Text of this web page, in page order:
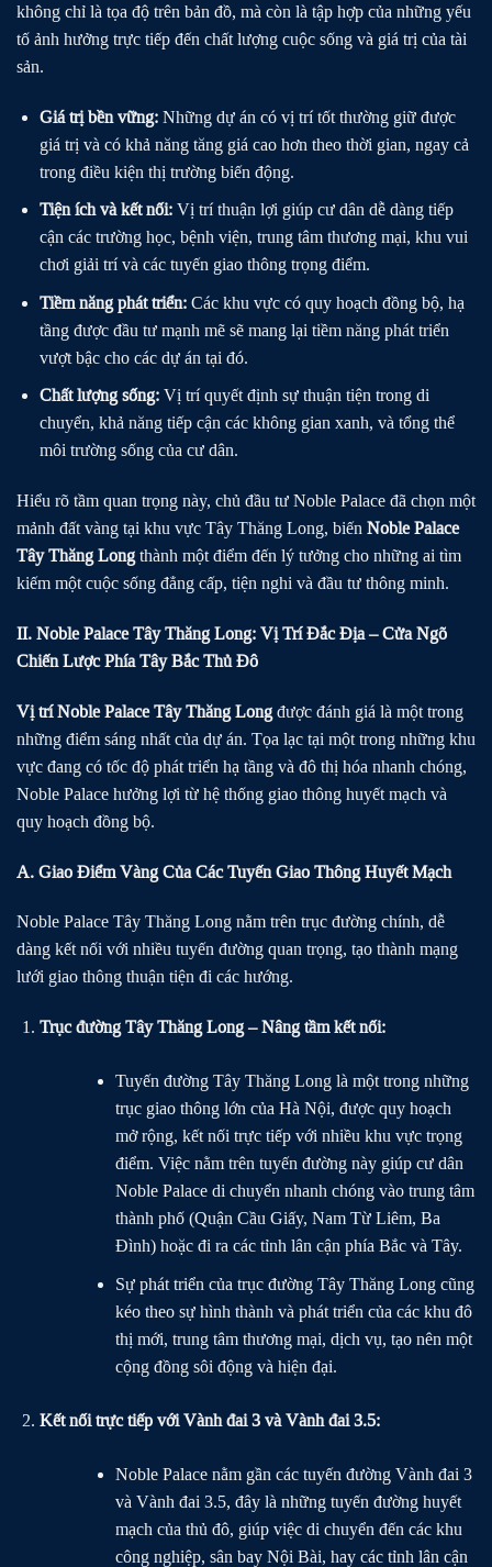
không chỉ là tọa độ trên bản đồ, mà còn là tập hợp của những yếu
tố ảnh hưởng trực tiếp đến chất lượng cuộc sống và giá trị của tài
sản.
Giá trị bền vững:Những dự án có vị trí tốt thường giữ được
giá trị và có khả năng tăng giá cao hơn theo thời gian, ngay cả
trong điều kiện thị trường biến động.
Tiện ích và kết nối:Vị trí thuận lợi giúp cư dân dễ dàng tiếp
cận các trường học, bệnh viện, trung tâm thương mại, khu vui
chơi giải trí và các tuyến giao thông trọng điểm.
Tiềm năng phát triển:Các khu vực có quy hoạch đồng bộ, hạ
tầng được đầu tư mạnh mẽ sẽ mang lại tiềm năng phát triển
vượt bậc cho các dự án tại đó.
Chất lượng sống:Vị trí quyết định sự thuận tiện trong di
chuyển, khả năng tiếp cận các không gian xanh, và tổng thể
môi trường sống của cư dân.
Hiểu rõ tầm quan trọng này, chủ đầu tư Noble Palace đã chọn một
mảnh đất vàng tại khu vực Tây Thăng Long, biến Noble Palace
Tây Thăng Long thành một điểm đến lý tưởng cho những ai tìm
kiếm một cuộc sống đẳng cấp, tiện nghi và đầu tư thông minh.
II. Noble Palace Tây Thăng Long: Vị Trí Đắc Địa – Cửa Ngõ
Chiến Lược Phía Tây Bắc Thủ Đô
Vị trí Noble Palace Tây Thăng Long được đánh giá là một trong
những điểm sáng nhất của dự án. Tọa lạc tại một trong những khu
vực đang có tốc độ phát triển hạ tầng và đô thị hóa nhanh chóng,
Noble Palace hưởng lợi từ hệ thống giao thông huyết mạch và
quy hoạch đồng bộ.
A. Giao Điểm Vàng Của Các Tuyến Giao Thông Huyết Mạch
Noble Palace Tây Thăng Long nằm trên trục đường chính, dễ
dàng kết nối với nhiều tuyến đường quan trọng, tạo thành mạng
lưới giao thông thuận tiện đi các hướng.
Trục đường Tây Thăng Long – Nâng tầm kết nối:
Tuyến đường Tây Thăng Long là một trong những
trục giao thông lớn của Hà Nội, được quy hoạch
mở rộng, kết nối trực tiếp với nhiều khu vực trọng
điểm. Việc nằm trên tuyến đường này giúp cư dân
Noble Palace di chuyển nhanh chóng vào trung tâm
thành phố (Quận Cầu Giấy, Nam Từ Liêm, Ba
Đình) hoặc đi ra các tỉnh lân cận phía Bắc và Tây.
Sự phát triển của trục đường Tây Thăng Long cũng
kéo theo sự hình thành và phát triển của các khu đô
thị mới, trung tâm thương mại, dịch vụ, tạo nên một
cộng đồng sôi động và hiện đại.
Kết nối trực tiếp với Vành đai 3 và Vành đai 3.5:
Noble Palace nằm gần các tuyến đường Vành đai 3
và Vành đai 3.5, đây là những tuyến đường huyết
mạch của thủ đô, giúp việc di chuyển đến các khu
công nghiệp, sân bay Nội Bài, hay các tỉnh lân cận